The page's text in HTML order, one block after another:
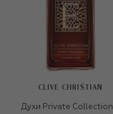
CLIVE CHRISTIAN
Духи Private Collection